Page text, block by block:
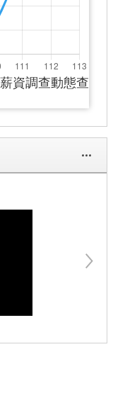
資調查動態查
更多